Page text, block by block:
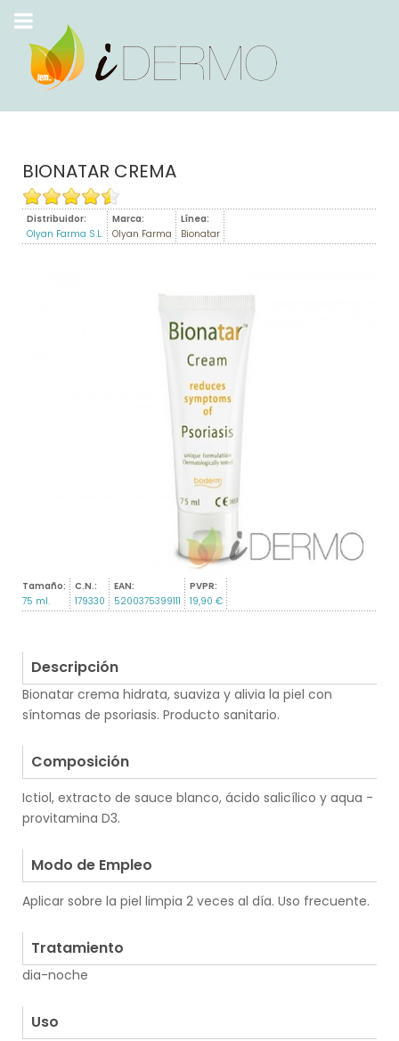
BIONATAR CREMA
Distribuidor:
Olyan Farma S.L.
Marca:
Olyan Farma
Línea:
Bionatar
Tamaño:
75 ml.
C.N.:
179330
EAN:
5200375399111
PVPR:
19,90 €
Descripción
Bionatar crema hidrata, suaviza y alivia la piel con
síntomas de psoriasis. Producto sanitario.
Composición
Ictiol, extracto de sauce blanco, ácido salicílico y aqua -
provitamina D3.
Modo de Empleo
Aplicar sobre la piel limpia 2 veces al día. Uso frecuente.
Tratamiento
dia-noche
Uso